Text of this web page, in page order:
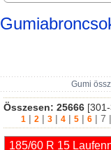
Gumi
Összesen: 25666
1 | 2 | 3 | 4 | 5 | 6 | 7 |
185/60 R 15